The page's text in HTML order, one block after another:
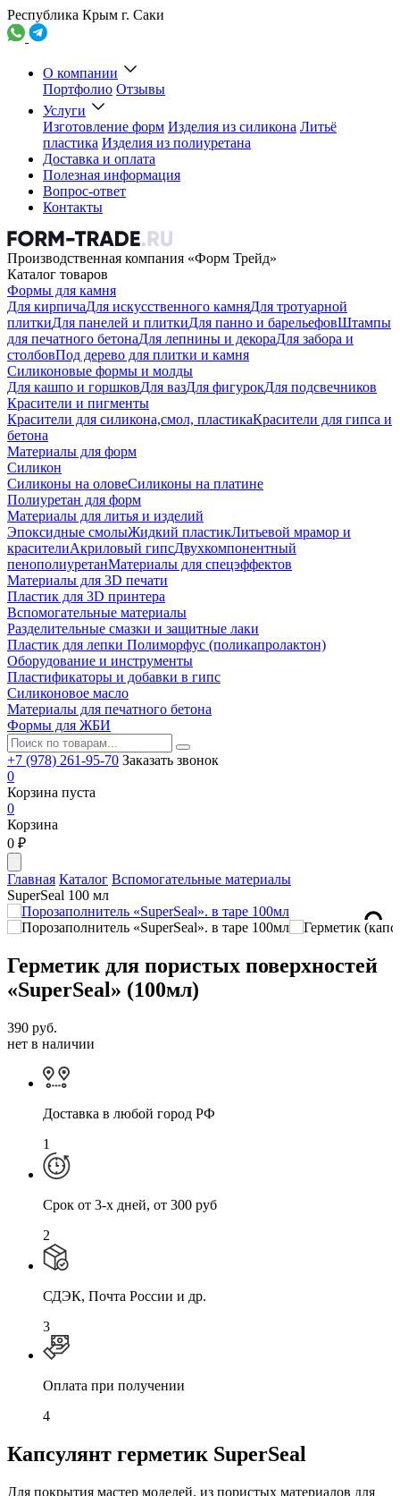
Республика Крым г. Саки
О компании
Портфолио Отзывы
Услуги
Изготовление форм Изделия из силикона Литьё
пластика Изделия из полиуретана
Доставка и оплата
Полезная информация
Вопрос-ответ
Контакты
Производственная компания «Форм Трейд»
Каталог товаров
Формы для камня
Для кирпичаДля искусственного камняДля тротуарной
плиткиДля панелей и плиткиДля панно и барельефовШтампы
для печатного бетонаДля лепнины и декораДля забора и
столбовПод дерево для плитки и камня
Силиконовые формы и молды
Для кашпо и горшковДля вазДля фигурокДля подсвечников
Красители и пигменты
Красители для силикона,смол, пластикаКрасители для гипса и
бетона
Материалы для форм
Силикон
Силиконы на оловеСиликоны на платине
Полиуретан для форм
Материалы для литья и изделий
Эпоксидные смолыЖидкий пластикЛитьевой мрамор и
красителиАкриловый гипсДвухкомпонентный
пенополиуретанМатериалы для спецэффектов
Материалы для 3D печати
Пластик для 3D принтера
Вспомогательные материалы
Разделительные смазки и защитные лаки
Пластик для лепки Полиморфус (поликапролактон)
Оборудование и инструменты
Пластификаторы и добавки в гипс
Силиконовое масло
Материалы для печатного бетона
Формы для ЖБИ
+7 (978) 261-95-70 Заказать звонок
0
Корзина пуста
0
Корзина
0 ₽
Главная Каталог Вспомогательные материалы
SuperSeal 100 мл
Герметик для пористых поверхностей
«SuperSeal» (100мл)
390 руб.
нет в наличии
Доставка в любой город РФ
1
Cрок от 3-х дней, от 300 руб
2
СДЭК, Почта России и др.
3
Оплата при получении
4
Капсулянт герметик SuperSeal
Для покрытия мастер моделей, из пористых материалов для